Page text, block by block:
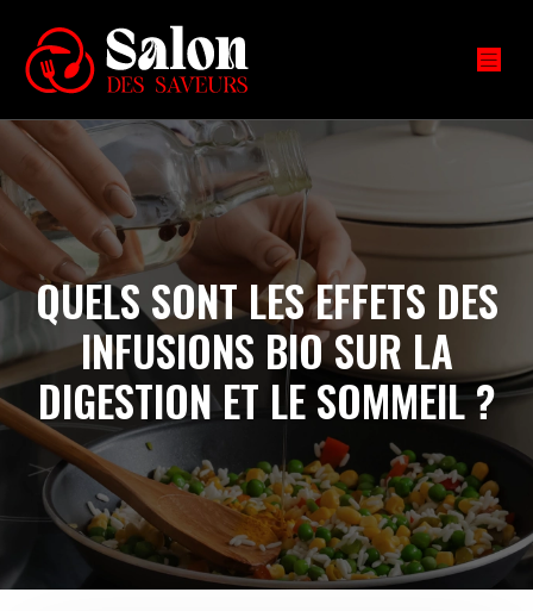
QUELS SONT LES EFFETS DES
INFUSIONS BIO SUR LA
DIGESTION ET LE SOMMEIL ?